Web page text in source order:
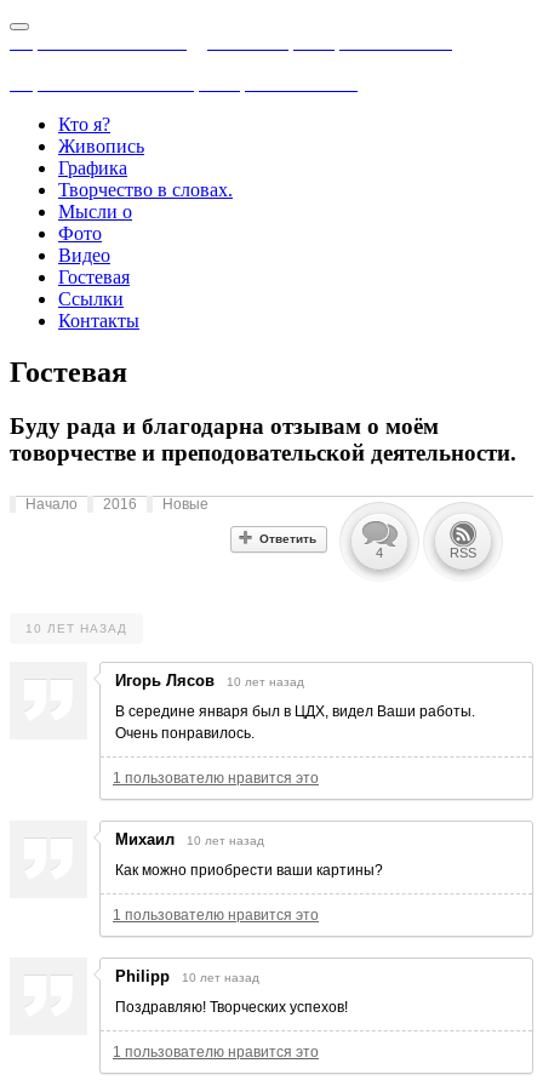
Кто я?
Живопись
Графика
Творчество в словах.
Мысли о
Фото
Видео
Гостевая
Ссылки
Контакты
Гостевая
Буду рада и благодарна отзывам о моём
товорчестве и преподовательской деятельности.
Начало 2016 Новые
4 RSS
Ответить
10 ЛЕТ НАЗАД
Игорь Лясов 10 лет назад
В середине января был в ЦДХ, видел Ваши работы.
Очень понравилось.
1 пользователю нравится это
Михаил 10 лет назад
Как можно приобрести ваши картины?
1 пользователю нравится это
Philipp 10 лет назад
Поздравляю! Творческих успехов!
1 пользователю нравится это